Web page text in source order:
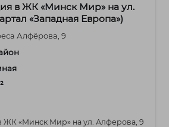
в ЖК «Минск Мир» на ул.
«Западная Европа»)
Алфёрова, 9
ЖК «Минск Мир» на ул. Алферова, 9